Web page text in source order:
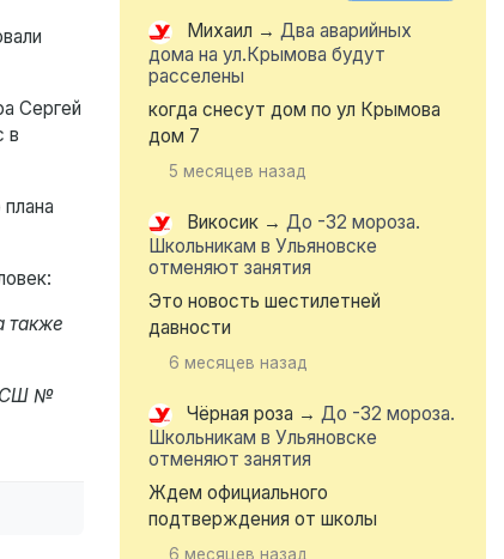
Сергей
в
также
СШ №
Михаил → Два аварийных
дома на ул.Крымова будут
расселены
когда снесут дом по ул Крымова
дом 7
5 месяцев назад
Викосик → До -32 мороза.
Школьникам в Ульяновске
отменяют занятия
Это новость шестилетней
давности
6 месяцев назад
Чёрная роза → До -32 мороза.
Школьникам в Ульяновске
отменяют занятия
Ждем официального
подтверждения от школы
6 месяцев назад